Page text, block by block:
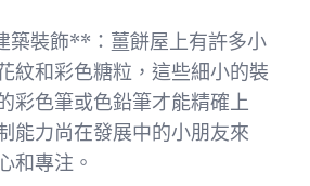
築裝飾**：薑餅屋上有許多小
紋和彩色糖粒，這些細小的裝
彩色筆或色鉛筆才能精確上
能力尚在發展中的小朋友來
和專注。